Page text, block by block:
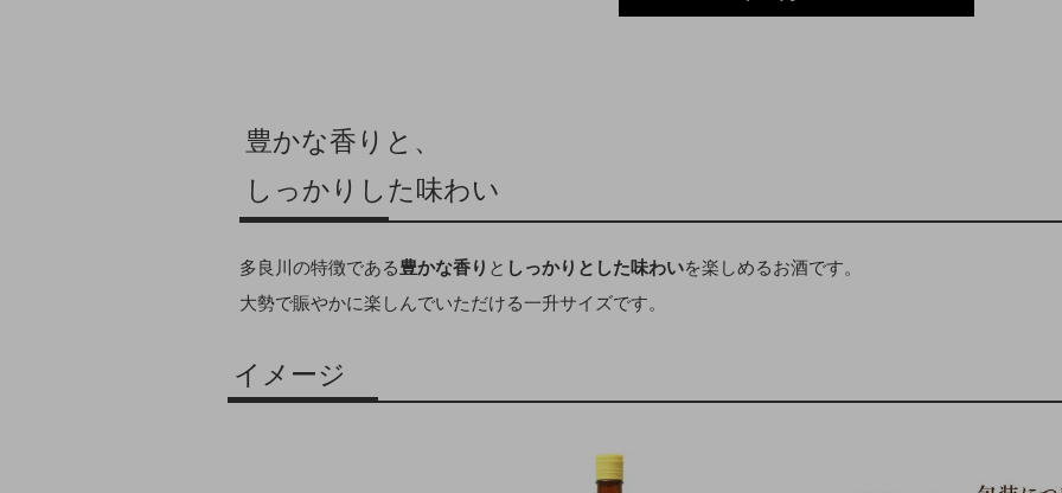
豊かな香りと、
しっかりした味わい
多良川の特徴である豊かな香り と しっかりとした味わいを楽しめるお酒です。
大勢で賑やかに楽しんでいただける一升サイズです。
イメージ